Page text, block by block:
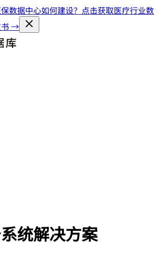
数据中心如何建设？点击获取医疗行业数
书 →
统解决方案